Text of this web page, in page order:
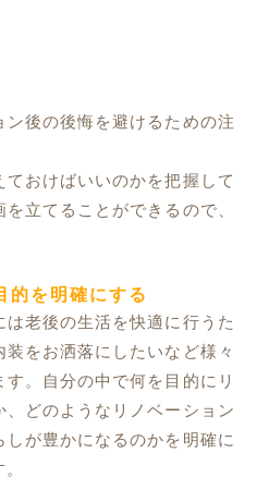
ン後の後悔を避けるための注
おけばいいのかを把握して
立てることができるので、
的を明確にする
は老後の生活を快適に行うた
をお洒落にしたいなど様々
。自分の中で何を目的にリ
、どのようなリノベーション
が豊かになるのかを明確に